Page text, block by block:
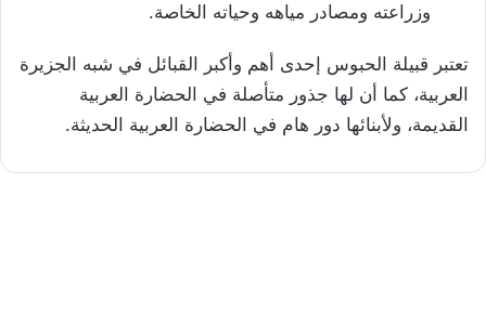
وزراعته ومصادر مياهه وحياته الخاصة.
تعتبر قبيلة الحبوس إحدى أهم وأكبر القبائل في شبه الجزيرة
العربية، كما أن لها جذور متأصلة في الحضارة العربية
القديمة، ولأبنائها دور هام في الحضارة العربية الحديثة.